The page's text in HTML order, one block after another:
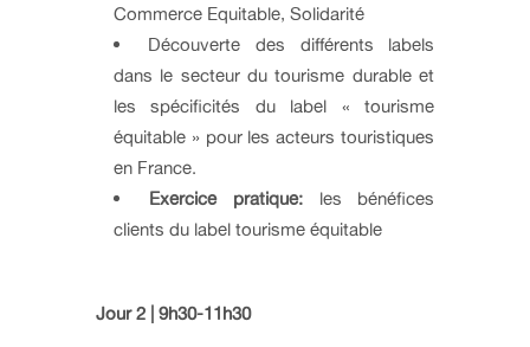
Commerce Equitable, Solidarité
Découverte des différents labels
dans le secteur du tourisme durable et
les spécificités du label « tourisme
équitable » pour les acteurs touristiques
en France.
Exercice pratique: les bénéfices
clients du label tourisme équitable
Jour 2 | 9h30-11h30